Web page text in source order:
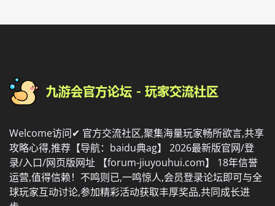
Welcome访问✔ 官方交流社区,聚集海量玩家畅所欲言,共享
攻略心得,推荐【导航：baidu典ag】 2026最新版官网/登
录/入口/网页版网址 【forum-jiuyouhui.com】 18年信誉
运营,值得信赖！不鸣则已,一鸣惊人,会员登录论坛即可与全
球玩家互动讨论,参加精彩活动获取丰厚奖品,共同成长进